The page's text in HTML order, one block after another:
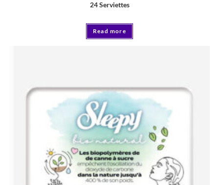
24 Serviettes
Read more